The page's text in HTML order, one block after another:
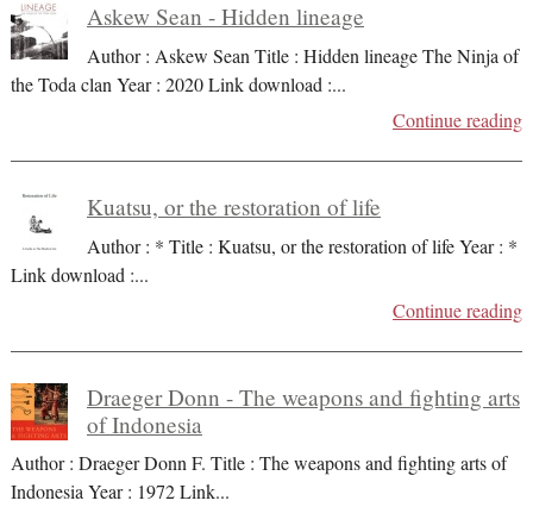
Askew Sean - Hidden lineage
Author : Askew Sean Title : Hidden lineage The Ninja of
the Toda clan Year : 2020 Link download :...
Continue reading
Kuatsu, or the restoration of life
Author : * Title : Kuatsu, or the restoration of life Year : *
Link download :...
Continue reading
Draeger Donn - The weapons and fighting arts
of Indonesia
Author : Draeger Donn F. Title : The weapons and fighting arts of
Indonesia Year : 1972 Link...